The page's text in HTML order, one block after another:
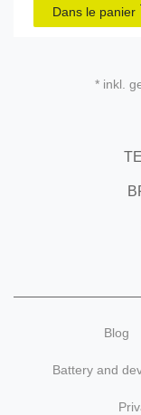
Dans le panier
* inkl.
Blog
Battery and